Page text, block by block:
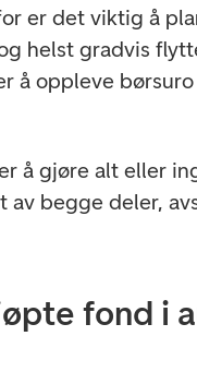
er det viktig å
helst gradvis
å oppleve
å gjøre alt eller
av begge deler,
fond i